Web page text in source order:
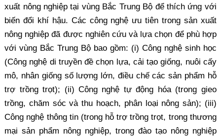
xuất nông nghiệp tại vùng Bắc Trung Bộ để thích ứng với
biến đổi khí hậu. Các công nghệ ưu tiên trong sản xuất
nông nghiệp đã được nghiên cứu và lựa chọn để phù hợp
với vùng Bắc Trung Bộ bao gồm: (i) Công nghệ sinh học
(Công nghệ di truyền đề chọn lựa, cải tạo giống, nuôi cấy
mô, nhân giống số lượng lớn, điều chế các sản phẩm hỗ
trợ trồng trọt); (ii) Công nghệ tự động hóa (trong gieo
trồng, chăm sóc và thu hoạch, phân loại nông sản); (iii)
Công nghệ thông tin (trong hỗ trợ trồng trọt, trong thương
mại sản phẩm nông nghiệp, trong đào tạo nông nghiệp